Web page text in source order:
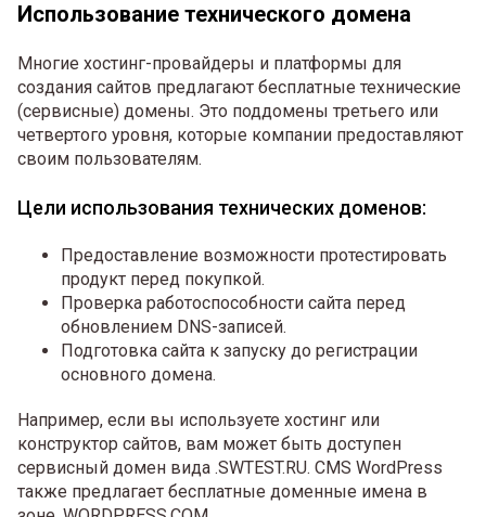
Использование технического домена
Многие хостинг-провайдеры и платформы для
создания сайтов предлагают бесплатные технические
(сервисные) домены. Это поддомены третьего или
четвертого уровня, которые компании предоставляют
своим пользователям.
Цели использования технических доменов:
Предоставление возможности протестировать
продукт перед покупкой.
Проверка работоспособности сайта перед
обновлением DNS-записей.
Подготовка сайта к запуску до регистрации
основного домена.
Например, если вы используете хостинг или
конструктор сайтов, вам может быть доступен
сервисный домен вида .SWTEST.RU. CMS WordPress
также предлагает бесплатные доменные имена в